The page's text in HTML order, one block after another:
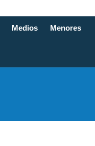
Medios
Menores